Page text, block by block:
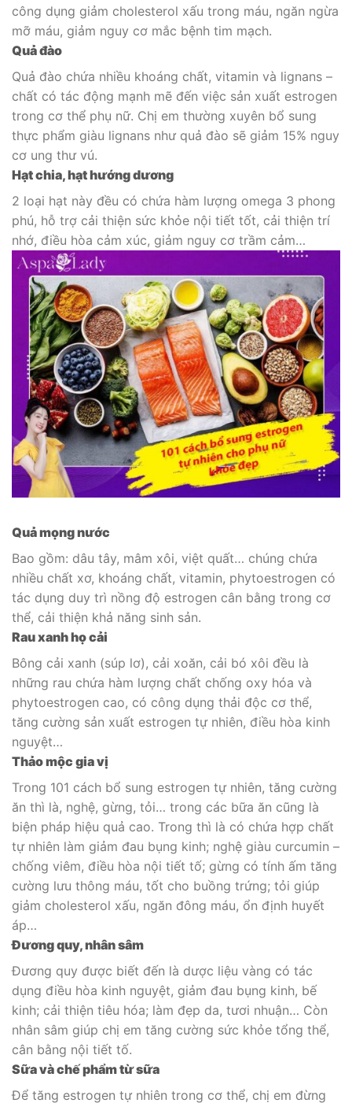
công dụng giảm cholesterol xấu trong máu, ngăn ngừa
mỡ máu, giảm nguy cơ mắc bệnh tim mạch.
Quả đào
Quả đào chứa nhiều khoáng chất, vitamin và lignans –
chất có tác động mạnh mẽ đến việc sản xuất estrogen
trong cơ thể phụ nữ. Chị em thường xuyên bổ sung
thực phẩm giàu lignans như quả đào sẽ giảm 15% nguy
cơ ung thư vú.
Hạt chia, hạt hướng dương
2 loại hạt này đều có chứa hàm lượng omega 3 phong
phú, hỗ trợ cải thiện sức khỏe nội tiết tốt, cải thiện trí
nhớ, điều hòa cảm xúc, giảm nguy cơ trầm cảm…
Quả mọng nước
Bao gồm: dâu tây, mâm xôi, việt quất… chúng chứa
nhiều chất xơ, khoáng chất, vitamin, phytoestrogen có
tác dụng duy trì nồng độ estrogen cân bằng trong cơ
thể, cải thiện khả năng sinh sản.
Rau xanh họ cải
Bông cải xanh (súp lơ), cải xoăn, cải bó xôi đều là
những rau chứa hàm lượng chất chống oxy hóa và
phytoestrogen cao, có công dụng thải độc cơ thể,
tăng cường sản xuất estrogen tự nhiên, điều hòa kinh
nguyệt…
Thảo mộc gia vị
Trong 101 cách bổ sung estrogen tự nhiên, tăng cường
ăn thì là, nghệ, gừng, tỏi… trong các bữa ăn cũng là
biện pháp hiệu quả cao. Trong thì là có chứa hợp chất
tự nhiên làm giảm đau bụng kinh; nghệ giàu curcumin –
chống viêm, điều hòa nội tiết tố; gừng có tính ấm tăng
cường lưu thông máu, tốt cho buồng trứng; tỏi giúp
giảm cholesterol xấu, ngăn đông máu, ổn định huyết
áp…
Đương quy, nhân sâm
Đương quy được biết đến là dược liệu vàng có tác
dụng điều hòa kinh nguyệt, giảm đau bụng kinh, bế
kinh; cải thiện tiêu hóa; làm đẹp da, tươi nhuận… Còn
nhân sâm giúp chị em tăng cường sức khỏe tổng thể,
cân bằng nội tiết tố.
Sữa và chế phẩm từ sữa
Để tăng estrogen tự nhiên trong cơ thể, chị em đừng